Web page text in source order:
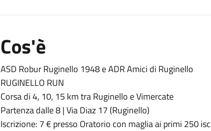
Cos'è
ASD Robur Ruginello 1948 e ADR Amici di Ruginello
RUGINELLO RUN
Corsa di 4, 10, 15 km tra Ruginello e Vimercate
Partenza dalle 8 | Via Diaz 17 (Ruginello)
Iscrizione: 7 € presso Oratorio con maglia ai primi 250